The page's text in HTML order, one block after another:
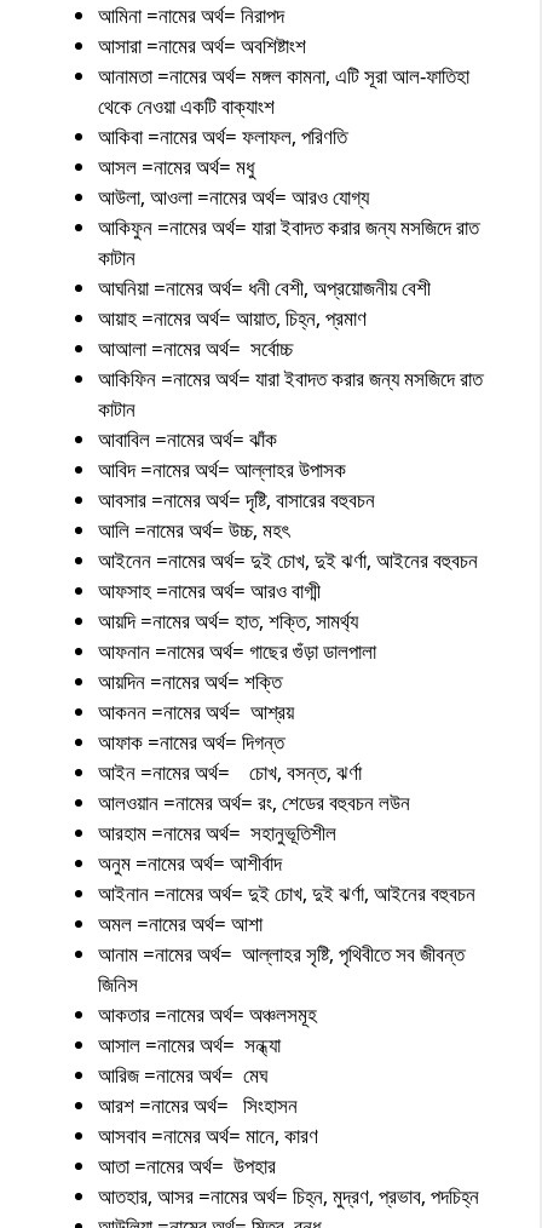
আমিনা =নামের অর্থ= নিরাপদ
আসারা =নামের অর্থ= অবশিষ্টাংশ
আনামতা =নামের অর্থ= মঙ্গল কামনা, এটি সূরা আল-ফাতিহা
থেকে নেওয়া একটি বাক্যাংশ
আকিবা =নামের অর্থ= ফলাফল, পরিণতি
আসল =নামের অর্থ= মধু
আউলা, আওলা =নামের অর্থ= আরও যোগ্য
আকিফুন =নামের অর্থ= যারা ইবাদত করার জন্য মসজিদে রাত
কাটান
আঘনিয়া =নামের অর্থ= ধনী বেশী, অপ্রয়োজনীয় বেশী
আয়াহ =নামের অর্থ= আয়াত, চিহ্ন, প্রমাণ
আআলা =নামের অর্থ= সর্বোচ্চ
আকিফিন =নামের অর্থ= যারা ইবাদত করার জন্য মসজিদে রাত
কাটান
আবাবিল =নামের অর্থ= ঝাঁক
আবিদ =নামের অর্থ= আল্লাহর উপাসক
আবসার =নামের অর্থ= দৃষ্টি, বাসারের বহুবচন
আলি =নামের অর্থ= উচ্চ, মহৎ
আইনেন =নামের অর্থ= দুই চোখ, দুই ঝর্ণা, আইনের বহুবচন
আফসাহ =নামের অর্থ= আরও বাগ্মী
আয়দি =নামের অর্থ= হাত, শক্তি, সামর্থ্য
আফনান =নামের অর্থ= গাছের গুঁড়া ডালপালা
আয়দিন =নামের অর্থ= শক্তি
আকনন =নামের অর্থ= আশ্রয়
আফাক =নামের অর্থ= দিগন্ত
আইন =নামের অর্থ= চোখ, বসন্ত, ঝর্ণা
আলওয়ান =নামের অর্থ= রং, শেডের বহুবচন লউন
আরহাম =নামের অর্থ= সহানুভূতিশীল
অনুম =নামের অর্থ= আশীর্বাদ
আইনান =নামের অর্থ= দুই চোখ, দুই ঝর্ণা, আইনের বহুবচন
অমল =নামের অর্থ= আশা
আনাম =নামের অর্থ= আল্লাহর সৃষ্টি, পৃথিবীতে সব জীবন্ত
জিনিস
আকতার =নামের অর্থ= অঞ্চলসমূহ
আসাল =নামের অর্থ= সন্ধ্যা
আরিজ =নামের অর্থ= মেঘ
আরশ =নামের অর্থ= সিংহাসন
আসবাব =নামের অর্থ= মানে, কারণ
আতা =নামের অর্থ= উপহার
আতহার, আসর =নামের অর্থ= চিহ্ন, মুদ্রণ, প্রভাব, পদচিহ্ন